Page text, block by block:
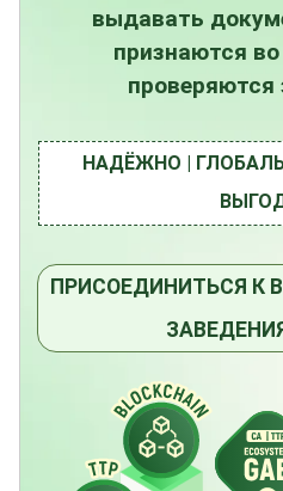
выдавать
признаются
проверяются
НАДЁЖНО |
ПРИСОЕДИНИТЬСЯ К